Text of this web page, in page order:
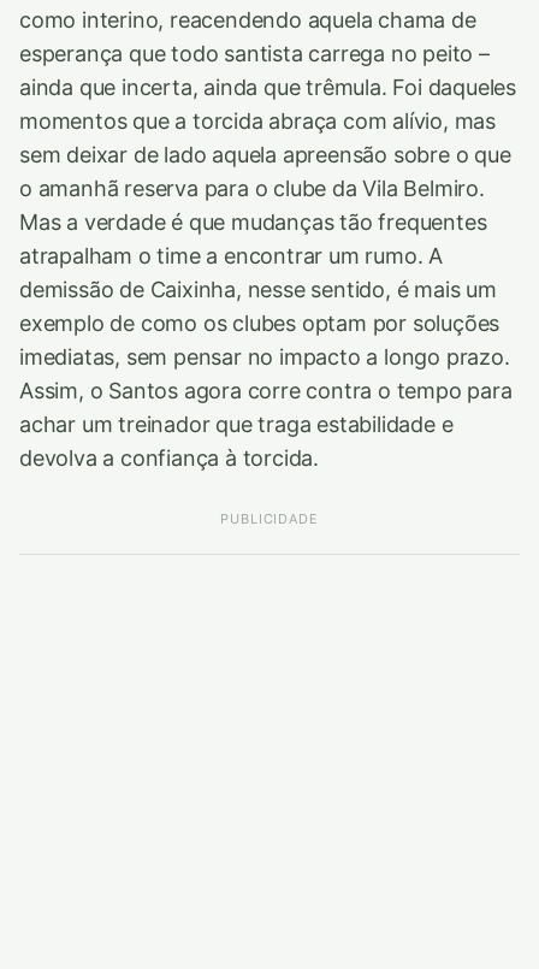
como interino, reacendendo aquela chama de
esperança que todo santista carrega no peito –
ainda que incerta, ainda que trêmula. Foi daqueles
momentos que a torcida abraça com alívio, mas
sem deixar de lado aquela apreensão sobre o que
o amanhã reserva para o clube da Vila Belmiro.
Mas a verdade é que mudanças tão frequentes
atrapalham o time a encontrar um rumo. A
demissão de Caixinha, nesse sentido, é mais um
exemplo de como os clubes optam por soluções
imediatas, sem pensar no impacto a longo prazo.
Assim, o Santos agora corre contra o tempo para
achar um treinador que traga estabilidade e
devolva a confiança à torcida.
PUBLICIDADE